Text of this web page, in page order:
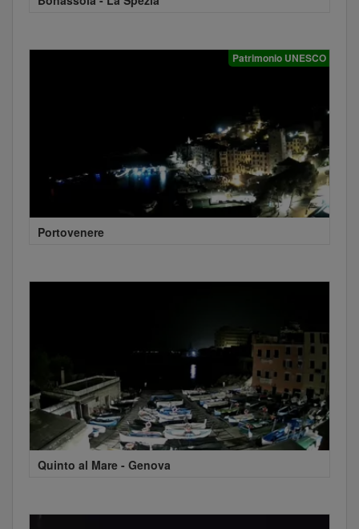
Patrimonio UNESCO
Portovenere
Quinto al Mare - Genova